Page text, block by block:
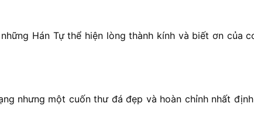
Hán Tự thể hiện lòng thành kính và biết ơn của
nhưng một cuốn thư đá đẹp và hoàn chỉnh nhất